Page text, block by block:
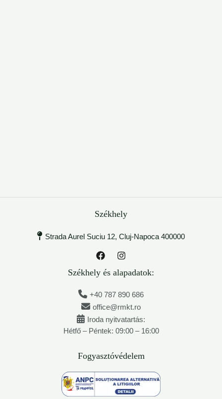
Székhely
Strada Aurel Suciu 12, Cluj-Napoca 400000
Székhely és alapadatok:
+40 787 890 686
office@rmkt.ro
Iroda nyitvatartás:
Hétfő – Péntek: 09:00 – 16:00
Fogyasztóvédelem